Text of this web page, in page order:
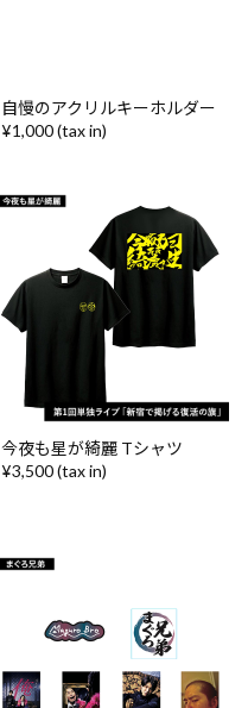
自慢のアクリルキーホルダー
¥1,000 (tax in)
今夜も星が綺麗 Tシャツ
¥3,500 (tax in)